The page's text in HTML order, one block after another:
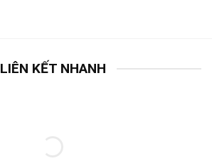
LIÊN KẾT NHANH